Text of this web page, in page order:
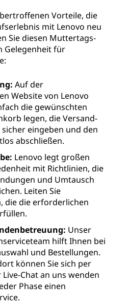
Vorteile, die
mit Lenovo neu
Sie diesen Muttertags-
Gelegenheit für
Auf der
Website von Lenovo
die gewünschten
legen, die Versand-
eingeben und den
abschließen.
Lenovo legt großen
mit Richtlinien, die
und Umtausch
Leiten Sie
die die erforderlichen
Unser
hilft Ihnen bei
und Bestellungen.
können Sie sich per
Chat an uns wenden
Phase einen